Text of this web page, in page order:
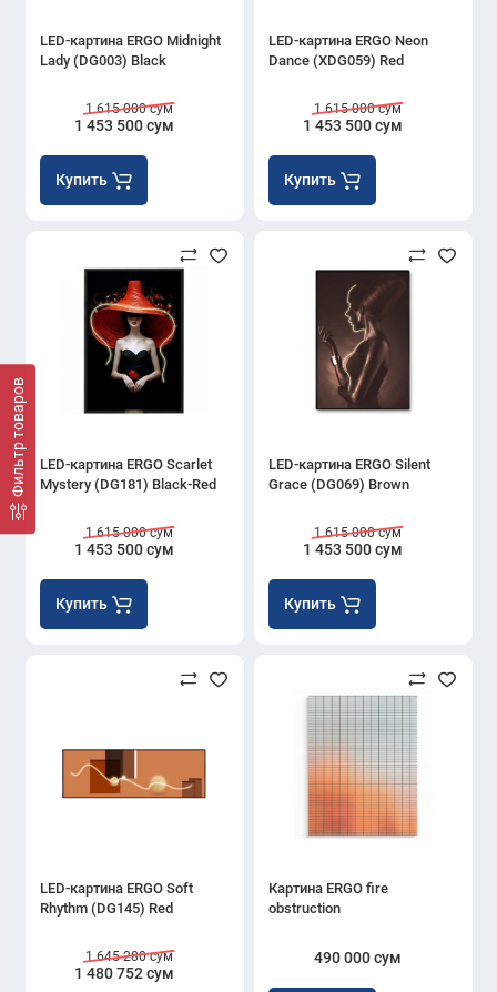
Фильтр товаров
LED-картина ERGO Midnight
Lady (DG003) Black
1 453 500 сум
1 615 000 сум
Купить
LED-картина ERGO Neon
Dance (XDG059) Red
1 453 500 сум
1 615 000 сум
Купить
LED-картина ERGO Scarlet
Mystery (DG181) Black-Red
1 453 500 сум
1 615 000 сум
Купить
LED-картина ERGO Silent
Grace (DG069) Brown
1 453 500 сум
1 615 000 сум
Купить
LED-картина ERGO Soft
Rhythm (DG145) Red
1 480 752 сум
1 645 280 сум
Картина ERGO fire
obstruction
490 000 сум